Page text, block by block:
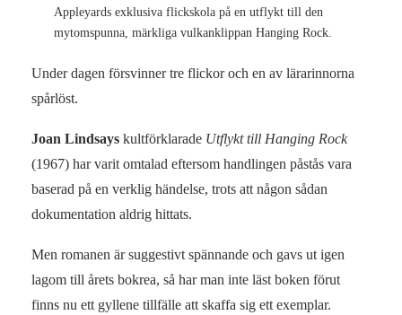
Appleyards exklusiva flickskola på en utflykt till den
mytomspunna, märkliga vulkanklippan Hanging Rock.
Under dagen försvinner tre flickor och en av lärarinnorna
spårlöst.
Joan Lindsays kultförklarade Utflykt till Hanging Rock
(1967) har varit omtalad eftersom handlingen påstås vara
baserad på en verklig händelse, trots att någon sådan
dokumentation aldrig hittats.
Men romanen är suggestivt spännande och gavs ut igen
lagom till årets bokrea, så har man inte läst boken förut
finns nu ett gyllene tillfälle att skaffa sig ett exemplar.